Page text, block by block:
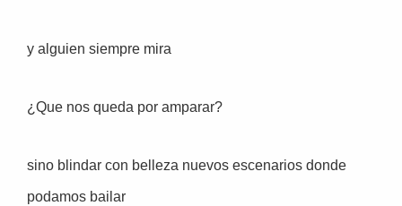
y alguien siempre mira
¿Que nos queda por amparar?
sino blindar con belleza nuevos escenarios donde
podamos bailar